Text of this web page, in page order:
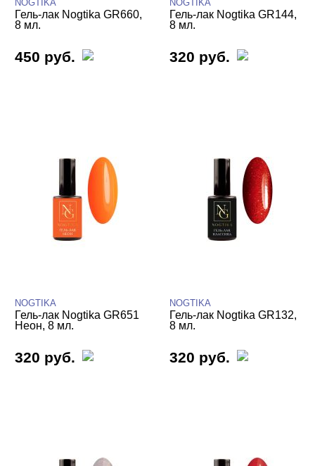
NOGTIKA
Гель-лак Nogtika GR660,
8 мл.
450 руб.
NOGTIKA
Гель-лак Nogtika GR144,
8 мл.
320 руб.
NOGTIKA
Гель-лак Nogtika GR651
Неон, 8 мл.
320 руб.
NOGTIKA
Гель-лак Nogtika GR132,
8 мл.
320 руб.